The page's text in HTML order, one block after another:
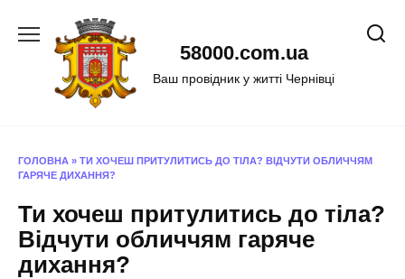
58000.com.ua
Ваш провідник у житті Чернівці
ГОЛОВНА » ТИ ХОЧЕШ ПРИТУЛИТИСЬ ДО ТІЛА? ВІДЧУТИ ОБЛИЧЧЯМ
ГАРЯЧЕ ДИХАННЯ?
Ти хочеш притулитись до тіла?
Відчути обличчям гаряче
дихання?